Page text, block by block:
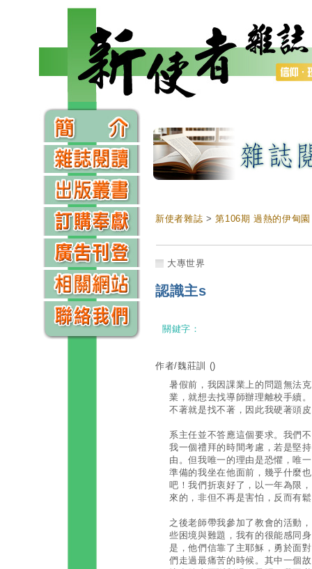
新使者雜誌 >第106期 過熱的伊甸園
大專世界
認識主s
關鍵字：
作者/魏莊訓 ()
暑假前，我因課業上的問題無法
業，就想去找導師辦理離校手續
不著就是找不著，因此我硬著頭
系主任並不答應這個要求。我們
我一個禮拜的時間考慮，若是堅
由。但我唯一的理由是恐懼，唯
準備的我坐在他面前，幾乎什麼
吧！我們折衷好了，以一年為限
來的，非但不再是害怕，反而有
之後老師帶我參加了教會的活動
些困境與難題，我有的很能感同
是，他們信靠了主耶穌，勇於面
們走過最痛苦的時候。其中一個